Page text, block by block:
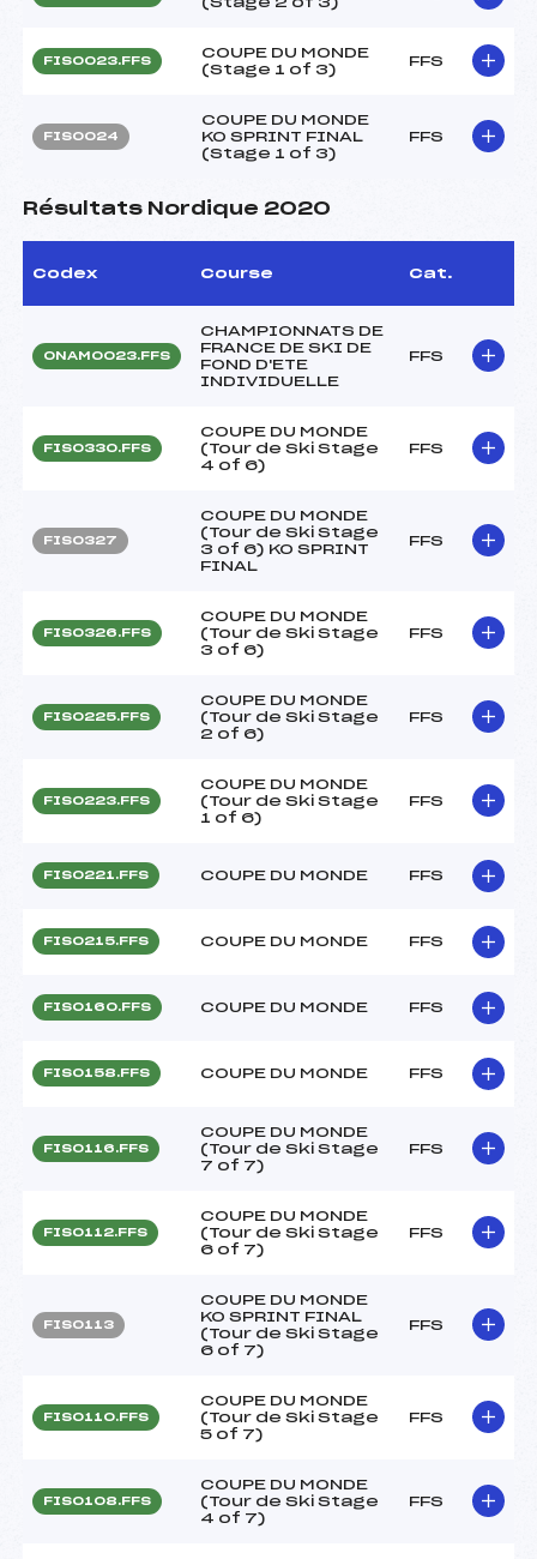
FIS0023.FFS
COUPE DU MONDE
(Stage 1 of 3)
FFS
FIS0024
COUPE DU MONDE
KO SPRINT FINAL
(Stage 1 of 3)
FFS
Résultats Nordique 2020
Codex Course Cat.
ONAM0023.FFS
CHAMPIONNATS DE
FRANCE DE SKI DE
FOND D'ETE
INDIVIDUELLE
FFS
FIS0330.FFS
COUPE DU MONDE
(Tour de Ski Stage
4 of 6)
FFS
FIS0327
COUPE DU MONDE
(Tour de Ski Stage
3 of 6) KO SPRINT
FINAL
FFS
FIS0326.FFS
COUPE DU MONDE
(Tour de Ski Stage
3 of 6)
FFS
FIS0225.FFS
COUPE DU MONDE
(Tour de Ski Stage
2 of 6)
FFS
FIS0223.FFS
COUPE DU MONDE
(Tour de Ski Stage
1 of 6)
FFS
FIS0221.FFS COUPE DU MONDE FFS
FIS0215.FFS COUPE DU MONDE FFS
FIS0160.FFS COUPE DU MONDE FFS
FIS0158.FFS COUPE DU MONDE FFS
FIS0116.FFS
COUPE DU MONDE
(Tour de Ski Stage
7 of 7)
FFS
FIS0112.FFS
COUPE DU MONDE
(Tour de Ski Stage
6 of 7)
FFS
FIS0113
COUPE DU MONDE
KO SPRINT FINAL
(Tour de Ski Stage
6 of 7)
FFS
FIS0110.FFS
COUPE DU MONDE
(Tour de Ski Stage
5 of 7)
FFS
FIS0108.FFS
COUPE DU MONDE
(Tour de Ski Stage
4 of 7)
FFS